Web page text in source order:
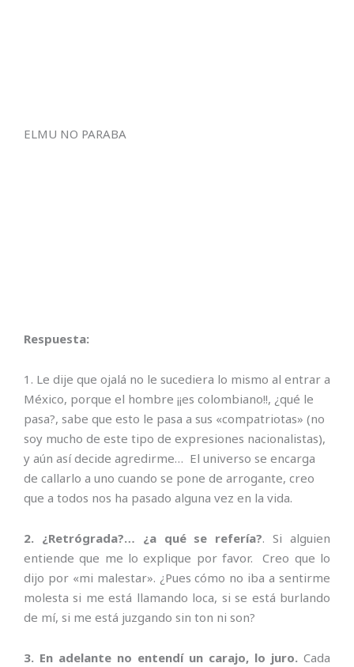
ELMU NO PARABA
Respuesta:
1. Le dije que ojalá no le sucediera lo mismo al entrar a
México, porque el hombre ¡¡es colombiano!!, ¿qué le
pasa?, sabe que esto le pasa a sus «compatriotas» (no
soy mucho de este tipo de expresiones nacionalistas),
y aún así decide agredirme… El universo se encarga
de callarlo a uno cuando se pone de arrogante, creo
que a todos nos ha pasado alguna vez en la vida.
2. ¿Retrógrada?… ¿a qué se refería?. Si alguien
entiende que me lo explique por favor. Creo que lo
dijo por «mi malestar». ¿Pues cómo no iba a sentirme
molesta si me está llamando loca, si se está burlando
de mí, si me está juzgando sin ton ni son?
3. En adelante no entendí un carajo, lo juro. Cada